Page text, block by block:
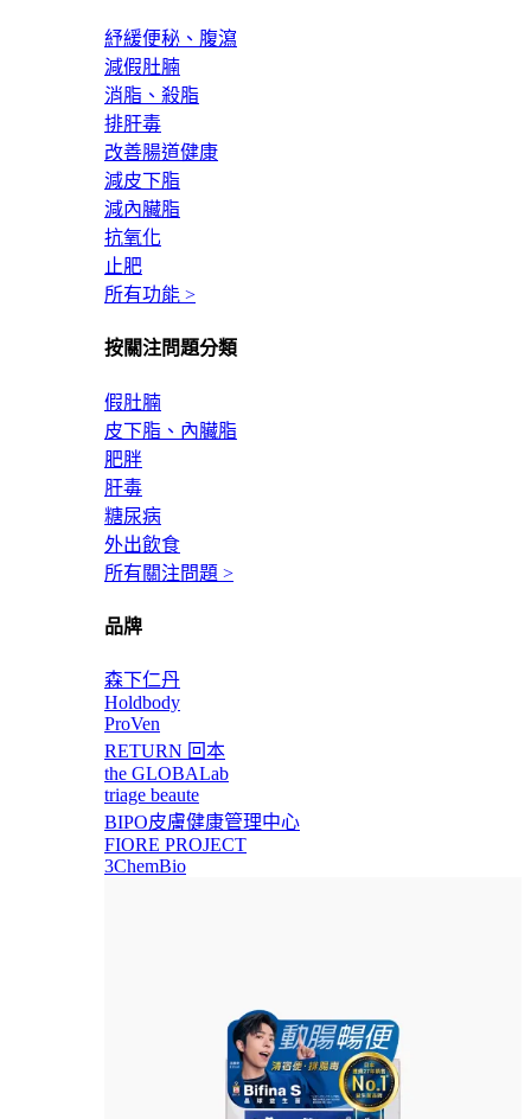
紓緩便秘、腹瀉
減假肚腩
消脂、殺脂
排肝毒
改善腸道健康
減皮下脂
減內臟脂
抗氧化
止肥
所有功能 >
按關注問題分類
假肚腩
皮下脂、內臟脂
肥胖
肝毒
糖尿病
外出飲食
所有關注問題 >
品牌
森下仁丹
Holdbody
ProVen
RETURN 回本
the GLOBALab
triage beaute
BIPO皮膚健康管理中心
FIORE PROJECT
3ChemBio